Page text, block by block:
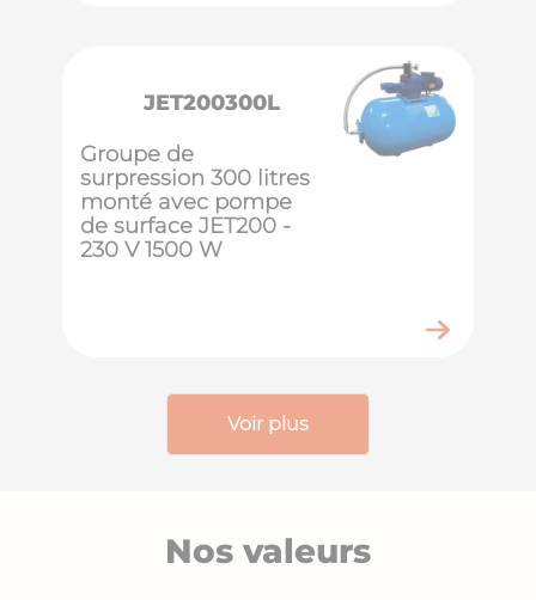
JET200300L
Groupe de
surpression 300 litres
monté avec pompe
de surface JET200 -
230 V 1500 W
Voir plus
Nos valeurs